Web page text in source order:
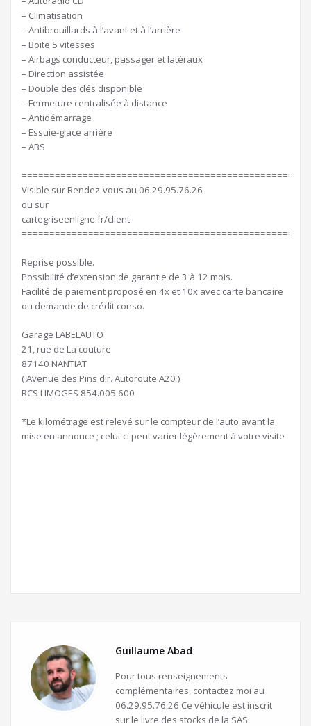
– Climatisation
– Antibrouillards à l’avant et à l’arrière
– Boite 5 vitesses
– Airbags conducteur, passager et latéraux
– Direction assistée
– Double des clés disponible
– Fermeture centralisée à distance
– Antidémarrage
– Essuie-glace arrière
– ABS
Visible sur Rendez-vous au 06.29.95.76.26
ou sur
cartegriseenligne.fr/client
Reprise possible.
Possibilité d’extension de garantie de 3 à 12 mois.
Facilité de paiement proposé en 4x et 10x avec carte bancaire
ou demande de crédit conso.
Garage LABELAUTO
21, rue de La couture
87140 NANTIAT
( Avenue des Pins dir. Autoroute A20 )
RCS LIMOGES 854.005.600
*Le kilométrage est relevé sur le compteur de l’auto avant la
mise en annonce ; celui-ci peut varier légèrement à votre visite
Guillaume Abad
Pour tous renseignements
complémentaires, contactez moi au
06.29.95.76.26 Ce véhicule est inscrit
sur le livre des stocks de la SAS